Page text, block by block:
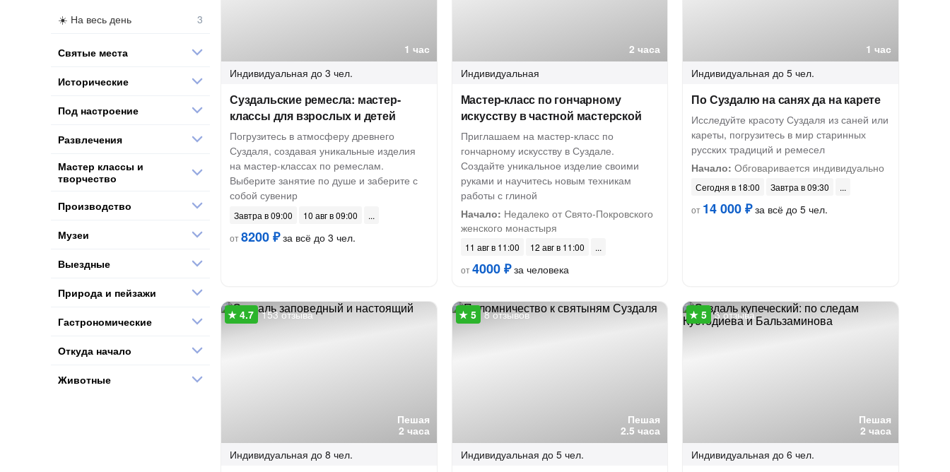
1 час
Индивидуальная до 3 чел.
Суздальские ремесла: мастер-
классы для взрослых и детей
Погрузитесь в атмосферу древнего
Суздаля, создавая уникальные изделия
на мастер-классах по ремеслам.
Выберите занятие по душе и заберите с
собой сувенир
Завтра в 09:00
10 авг в 09:00
от8200 ₽за всё до 3 чел.
2 часа
Индивидуальная
Мастер-класс по гончарному
искусству в частной мастерской
Приглашаем на мастер-класс по
гончарному искусству в Суздале.
Создайте уникальное изделие своими
руками и научитесь новым техникам
работы с глиной
Начало: Недалеко от Свято-Покровского
женского монастыря
11 авг в 11:00
12 авг в 11:00
от4000 ₽за человека
1 час
Индивидуальная до 5 чел.
По Суздалю на санях да на карете
Исследуйте красоту Суздаля из саней или
кареты, погрузитесь в мир старинных
русских традиций и ремесел
Начало: Обговаривается индивидуально
Сегодня в 18:00
Завтра в 09:30
от 14 000 ₽за всё до 5 чел.
Пешая
2 часа
153 отзыва
Индивидуальная до 8 чел.
Пешая
2.5 часа
8 отзывов
Индивидуальная до 5 чел.
Пешая
2 часа
3 отзыва
Индивидуальная до 6 чел.
На весь день
Святые места
Исторические
Под настроение
Развлечения
Мастер классы и
творчество
Производство
Музеи
Выездные
Природа и пейзажи
Гастрономические
Откуда начало
Животные